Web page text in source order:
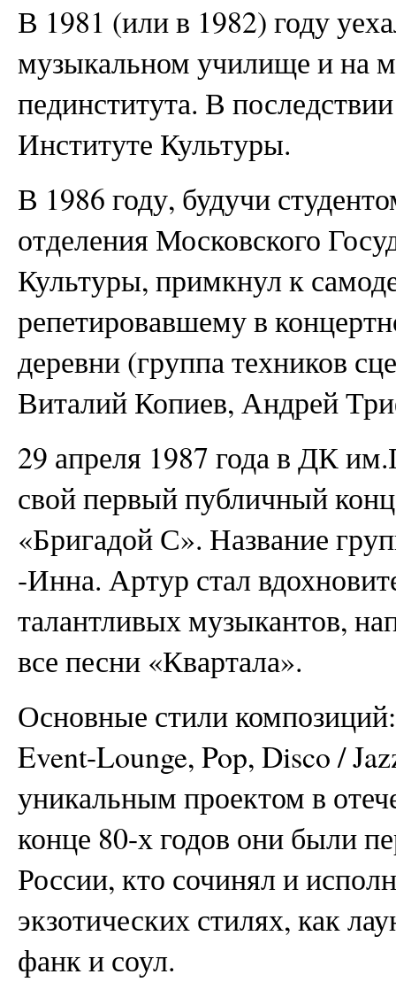
В 1981 (или в 1982) году
музыкальном училище и на
пединститута. В
Институте Культуры.
В 1986 году, будучи
отделения Московского
Культуры, примкнул к
репетировавшему в
деревни (группа техников
Виталий Копиев, Андрей
29 апреля 1987 года в ДК
свой первый публичный
«Бригадой С». Название
-Инна. Артур стал
талантливых музыкантов,
все песни «Квартала».
Основные стили
Event-Lounge, Pop, Disco /
уникальным проектом в
конце 80-х годов они были
России, кто сочинял и
экзотических стилях, как
фанк и соул.